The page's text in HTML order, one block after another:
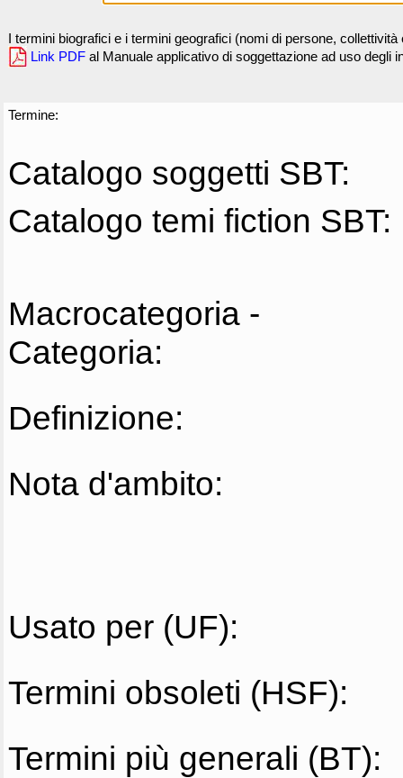
I termini biografici e i termini geografici (nomi di persone,
Link PDF al Manuale applicativo di soggettazione ad uso degli
Termine:
Catalogo soggetti SBT:
Catalogo temi fiction SBT:
Macrocategoria -
Categoria:
Definizione:
Nota d'ambito:
Usato per (UF):
Termini obsoleti (HSF):
Termini più generali (BT):